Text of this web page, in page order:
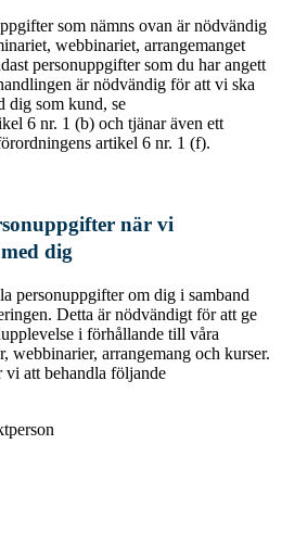
som nämns ovan är nödvändig
webbinariet, arrangemanget
personuppgifter som du har angett
är nödvändig för att vi ska
dig som kund, se
6 nr. 1 (b) och tjänar även ett
artikel 6 nr. 1 (f).
när vi
dig
personuppgifter om dig i samband
Detta är nödvändigt för att ge
i förhållande till våra
webbinarier, arrangemang och kurser.
vi att behandla följande